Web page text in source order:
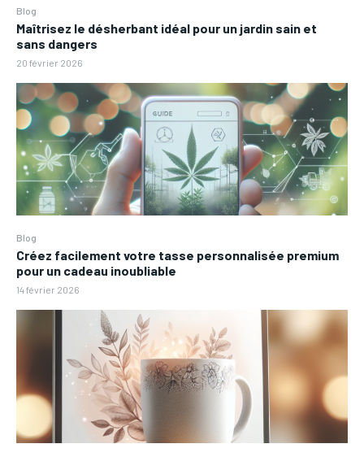
Blog
Maîtrisez le désherbant idéal pour un jardin sain et
sans dangers
20 février 2026
Blog
Créez facilement votre tasse personnalisée premium
pour un cadeau inoubliable
14 février 2026